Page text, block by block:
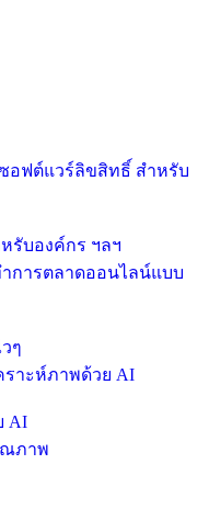
รับองค์กร ฯลฯ
ๆ
AI